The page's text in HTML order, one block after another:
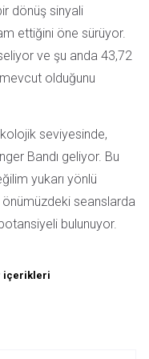
dönüş sinyali
ettiğini öne sürüyor.
ve şu anda 43,72
olduğunu
seviyesinde,
Bandı geliyor. Bu
yukarı yönlü
seanslarda
bulunuyor.
içerikleri